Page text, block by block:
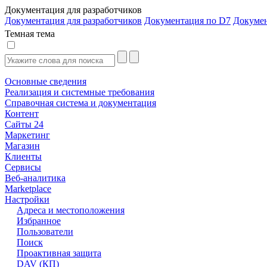
Документация для разработчиков
Документация для разработчиков Документация по D7
Темная тема
Основные сведения
Реализация и системные требования
Справочная система и документация
Контент
Сайты 24
Маркетинг
Магазин
Клиенты
Сервисы
Веб-аналитика
Marketplace
Настройки
Адреса и местоположения
Избранное
Пользователи
Поиск
Проактивная защита
DAV (КП)